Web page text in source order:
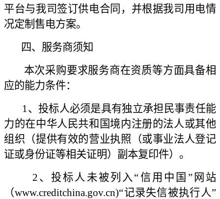
平台与我司签订供电合同，并根据我司用电情
况定制售电方案。
四、服务商须知
本次采购要求服务商在资质等方面具备相
应的能力条件：
1、投标人必须是具有独立承担民事责任能
力的在中华人民共和国境内注册的法人或其他
组织（提供有效的营业执照（或事业法人登记
证或身份证等相关证明）副本复印件）。
2、投标人未被列入“信用中国”网站
（www.creditchina.gov.cn)“记录失信被执行人”